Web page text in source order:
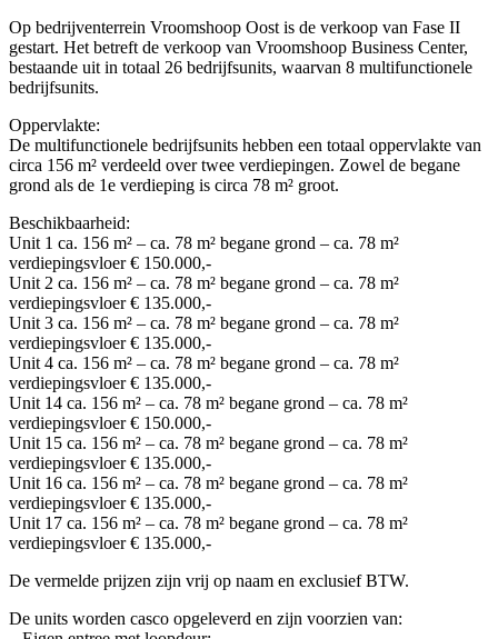
Op bedrijventerrein Vroomshoop Oost is de verkoop van Fase II
gestart. Het betreft de verkoop van Vroomshoop Business Center,
bestaande uit in totaal 26 bedrijfsunits, waarvan 8 multifunctionele
bedrijfsunits.
Oppervlakte:
De multifunctionele bedrijfsunits hebben een totaal oppervlakte van
circa 156 m² verdeeld over twee verdiepingen. Zowel de begane
grond als de 1e verdieping is circa 78 m² groot.
Beschikbaarheid:
Unit 1 ca. 156 m² – ca. 78 m² begane grond – ca. 78 m²
verdiepingsvloer € 150.000,-
Unit 2 ca. 156 m² – ca. 78 m² begane grond – ca. 78 m²
verdiepingsvloer € 135.000,-
Unit 3 ca. 156 m² – ca. 78 m² begane grond – ca. 78 m²
verdiepingsvloer € 135.000,-
Unit 4 ca. 156 m² – ca. 78 m² begane grond – ca. 78 m²
verdiepingsvloer € 135.000,-
Unit 14 ca. 156 m² – ca. 78 m² begane grond – ca. 78 m²
verdiepingsvloer € 150.000,-
Unit 15 ca. 156 m² – ca. 78 m² begane grond – ca. 78 m²
verdiepingsvloer € 135.000,-
Unit 16 ca. 156 m² – ca. 78 m² begane grond – ca. 78 m²
verdiepingsvloer € 135.000,-
Unit 17 ca. 156 m² – ca. 78 m² begane grond – ca. 78 m²
verdiepingsvloer € 135.000,-
De vermelde prijzen zijn vrij op naam en exclusief BTW.
De units worden casco opgeleverd en zijn voorzien van: